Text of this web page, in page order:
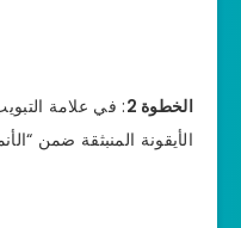
الخطوة 2
: في علامة
الأيقونة المنبثقة ضمن